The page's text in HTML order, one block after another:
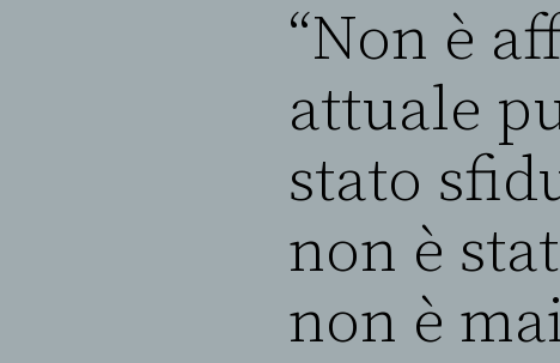
“Non è
attuale
stato
non è
non è